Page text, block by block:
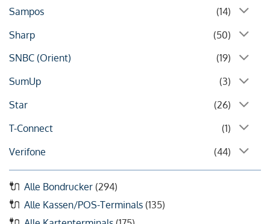
Sampos
(14)
Sharp
(50)
SNBC (Orient)
(19)
SumUp
(3)
Star
(26)
T-Connect
(1)
Verifone
(44)
Alle Bondrucker (294)
Alle Kassen/POS-Terminals (135)